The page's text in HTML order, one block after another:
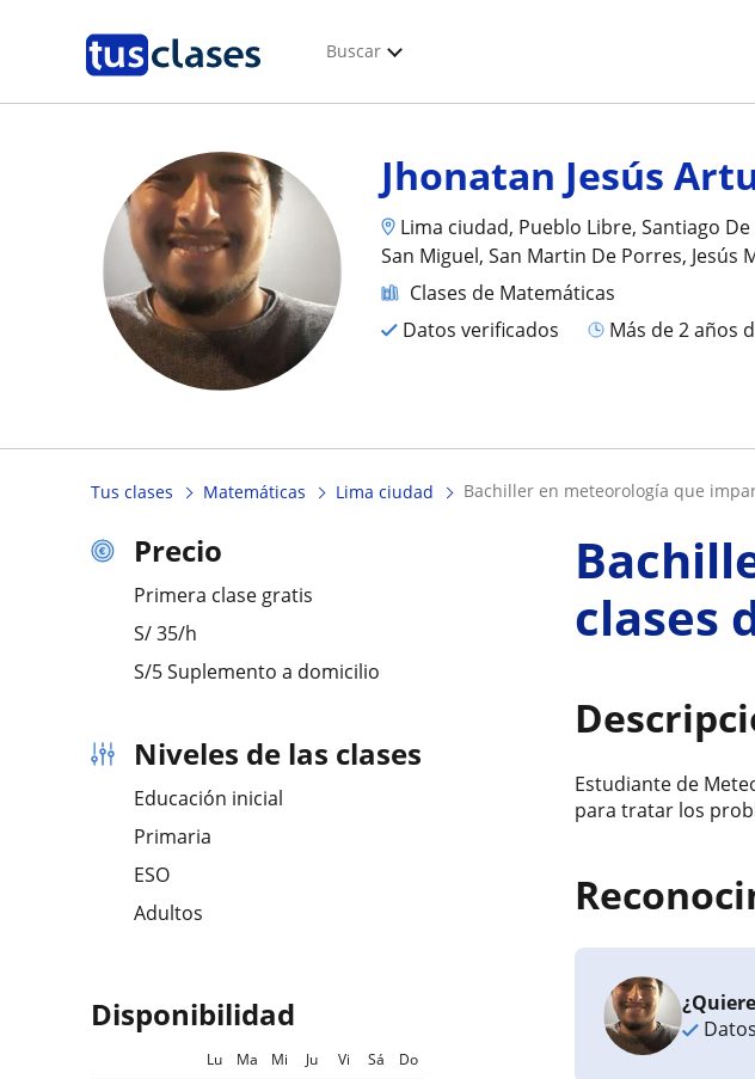
Buscar
Jhonatan Jesús
Lima ciudad, Pueblo Libre, Santiago
San Miguel, San Martin De Porres, Jesús
Clases de Matemáticas
Datos verificados
más de 2 años
Tus clases Matemáticas Lima ciudad bachiller en meteorología que
Precio
Primera clase gratis
S/35/h
S/5 Suplemento a domicilio
Niveles de las clases
Educación inicial
Primaria
ESO
Adultos
Disponibilidad
Lu Ma Mi Ju Vi Sá
Do
clases
Estudiante de
para tratar los